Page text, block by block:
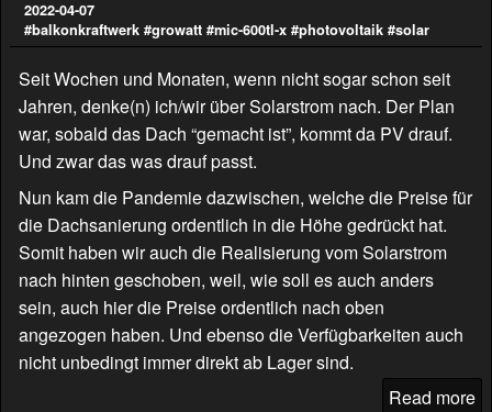
2022-04-07
#balkonkraftwerk #growatt #mic-600tl-x #photovoltaik #solar
Seit Wochen und Monaten, wenn nicht sogar schon seit
Jahren, denke(n) ich/wir über Solarstrom nach. Der Plan
war, sobald das Dach “gemacht ist”, kommt da PV drauf.
Und zwar das was drauf passt.
Nun kam die Pandemie dazwischen, welche die Preise für
die Dachsanierung ordentlich in die Höhe gedrückt hat.
Somit haben wir auch die Realisierung vom Solarstrom
nach hinten geschoben, weil, wie soll es auch anders
sein, auch hier die Preise ordentlich nach oben
angezogen haben. Und ebenso die Verfügbarkeiten auch
nicht unbedingt immer direkt ab Lager sind.
Read more